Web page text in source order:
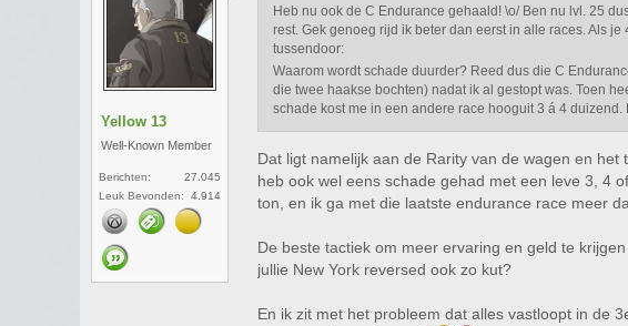
Yellow 13
Well-Known Member
Berichten:
27.045
Leuk Bevonden:
4.914
Heb nu ook de C Endurance gehaald! \o/ Ben nu lvl. 25
rest. Gek genoeg rijd ik beter dan eerst in alle races. Als
tussendoor:
Waarom wordt schade duurder? Reed dus die C
die twee haakse bochten) nadat ik al gestopt was. Toen
schade kost me in een andere race hooguit 3 á 4 duizend.
Dat ligt namelijk aan de Rarity van de wagen en
heb ook wel eens schade gehad met een leve 3, 4
ton, en ik ga met die laatste endurance race meer
De beste tactiek om meer ervaring en geld te
jullie New York reversed ook zo kut?
En ik zit met het probleem dat alles vastloopt in de